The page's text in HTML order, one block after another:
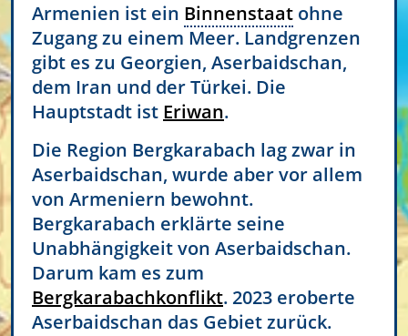
Armenien ist ein Binnenstaat ohne
Zugang zu einem Meer. Landgrenzen
gibt es zu Georgien, Aserbaidschan,
dem Iran und der Türkei. Die
Hauptstadt ist Eriwan.
Die Region Bergkarabach lag zwar in
Aserbaidschan, wurde aber vor allem
von Armeniern bewohnt.
Bergkarabach erklärte seine
Unabhängigkeit von Aserbaidschan.
Darum kam es zum
Bergkarabachkonflikt. 2023 eroberte
Aserbaidschan das Gebiet zurück.